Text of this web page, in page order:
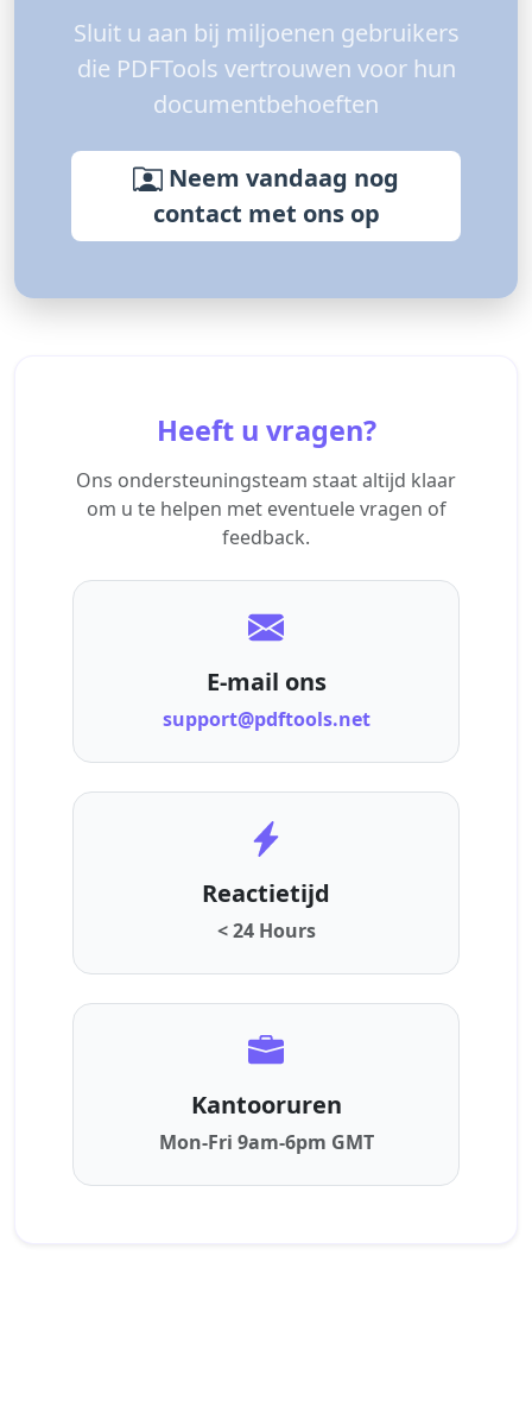
Sluit u aan bij miljoenen gebruikers
die PDFTools vertrouwen voor hun
documentbehoeften
Neem vandaag nog
contact met ons op
Heeft u vragen?
Ons ondersteuningsteam staat altijd klaar
om u te helpen met eventuele vragen of
feedback.
E-mail ons
support@pdftools.net
Reactietijd
< 24 Hours
Kantooruren
Mon-Fri 9am-6pm GMT